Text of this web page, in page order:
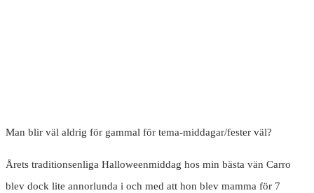
Man blir väl aldrig för gammal för tema-middagar/fester väl?
Årets traditionsenliga Halloweenmiddag hos min bästa vän Carro
blev dock lite annorlunda i och med att hon blev mamma för 7